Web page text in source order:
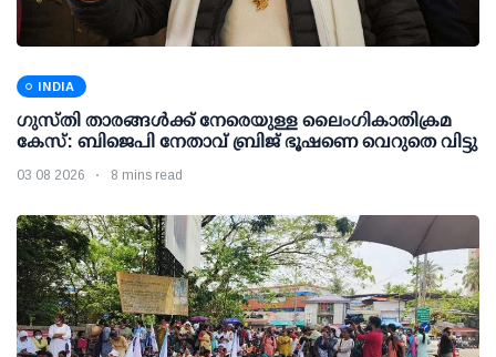
INDIA
ഗുസ്തി താരങ്ങള്‍ക്ക് നേരെയുള്ള ലൈംഗികാതിക്രമ
കേസ്: ബിജെപി നേതാവ് ബ്രിജ് ഭൂഷണെ വെറുതെ വിട്ടു
03 08 2026 8 mins read